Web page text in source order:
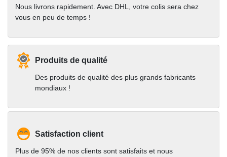
Nous livrons rapidement. Avec DHL, votre colis sera chez
vous en peu de temps !
Produits de qualité
Des produits de qualité des plus grands fabricants
mondiaux !
Satisfaction client
Plus de 95% de nos clients sont satisfaits et nous